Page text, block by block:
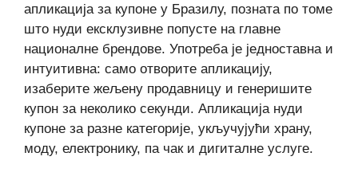
апликација за купоне у Бразилу, позната по томе
што нуди ексклузивне попусте на главне
националне брендове. Употреба је једноставна и
интуитивна: само отворите апликацију,
изаберите жељену продавницу и генеришите
купон за неколико секунди. Апликација нуди
купоне за разне категорије, укључујући храну,
моду, електронику, па чак и дигиталне услуге.